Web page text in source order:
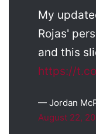
My
Rojas'
and this
https://
— Jordan
August 22,